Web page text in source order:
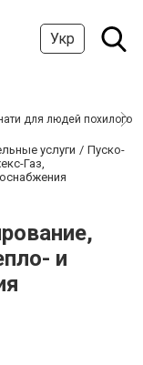
Укр
для людей похилого
услуги
Пуско-
Газ,
и